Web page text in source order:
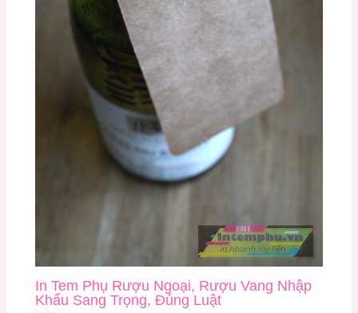
In Tem Phụ Rượu Ngoại, Rượu Vang Nhập
Khẩu Sang Trọng, Đúng Luật